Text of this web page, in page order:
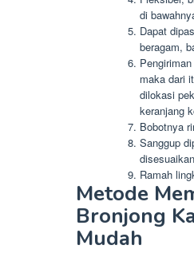
di
Dapat
beragam,
maka dari
dilokasi
keranjang
Bobotnya
Sanggup
Ramah
Metode
Bronjong
Mudah